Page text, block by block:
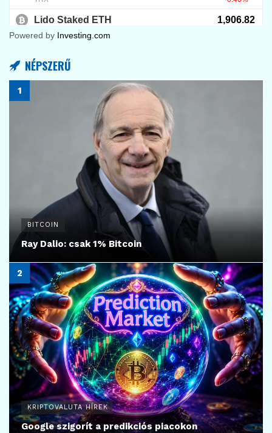
Powered by Investing.com
NÉPSZERŰ
BITCOIN
Ray Dalio: csak 1% Bitcoin
KRIPTOVALUTA HÍREK
Google szigorít a predikciós piacokon